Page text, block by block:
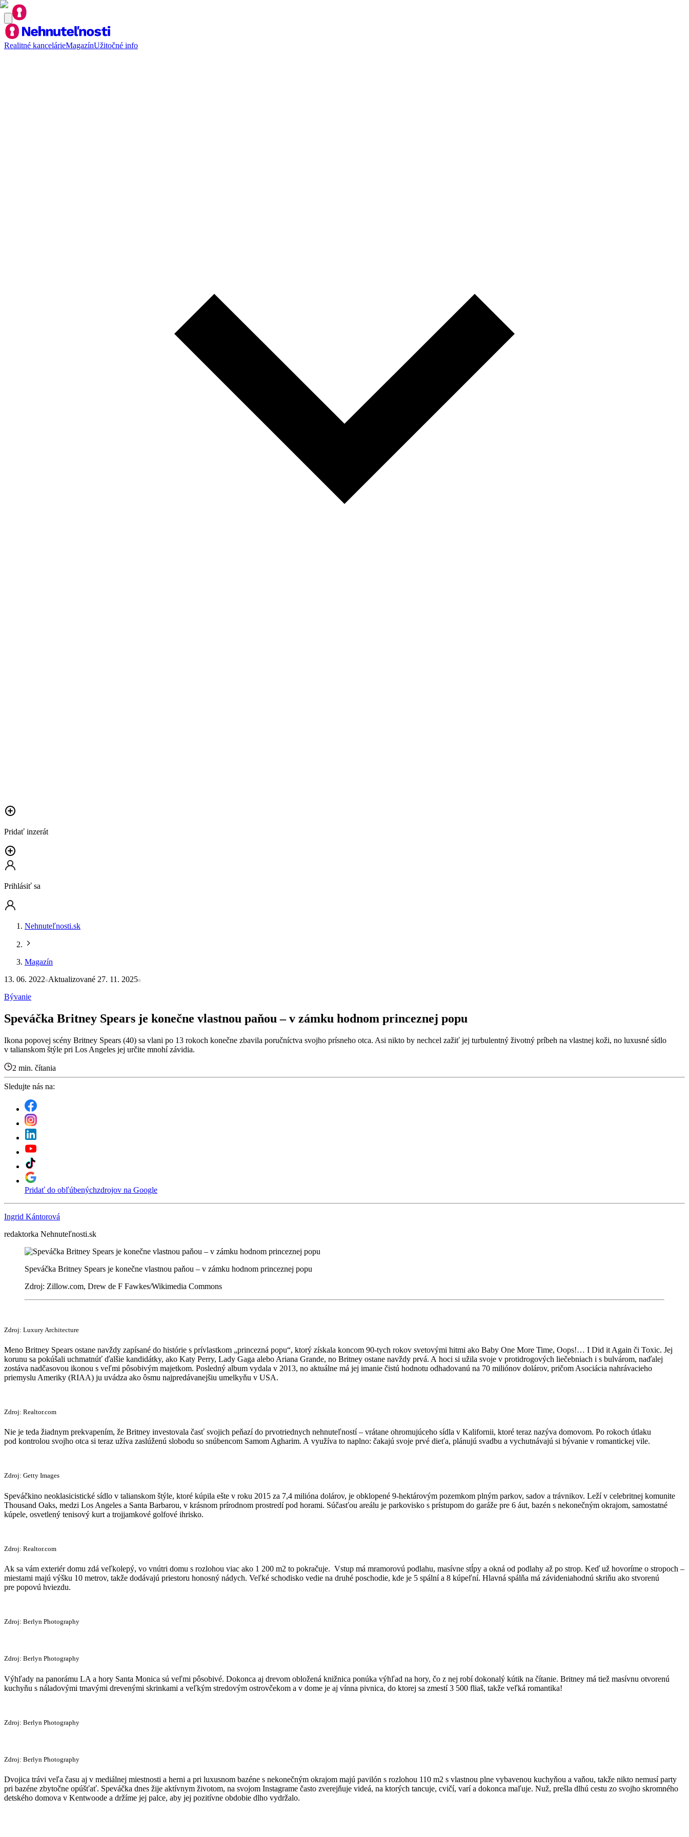
Realitné kancelárieMagazínUžitočné info
Pridať inzerát
Prihlásiť sa
Nehnuteľnosti.sk
Magazín
13. 06. 2022 Aktualizované 27. 11. 2025
Bývanie
Speváčka Britney Spears je konečne vlastnou paňou – v zámku hodnom princeznej popu
Ikona popovej scény Britney Spears (40) sa vlani po 13 rokoch konečne zbavila poručníctva svojho prísneho otca. Asi nikto by nechcel zažiť jej turbulentný životný príbeh na vlastnej koži, no luxusné sídlo
v talianskom štýle pri Los Angeles jej určite mnohí závidia.
2 min. čítania
Sledujte nás na:
Pridať do obľúbenýchzdrojov na Google
Ingrid Kántorová
redaktorka Nehnuteľnosti.sk
Speváčka Britney Spears je konečne vlastnou paňou – v zámku hodnom princeznej popu
Zdroj: Zillow.com, Drew de F Fawkes/Wikimedia Commons
Zdroj: Luxury Architecture
Meno Britney Spears ostane navždy zapísané do histórie s prívlastkom „princezná popu“, ktorý získala koncom 90-tych rokov svetovými hitmi ako Baby One More Time, Oops!… I Did it Again či Toxic. Jej
korunu sa pokúšali uchmatnúť ďalšie kandidátky, ako Katy Perry, Lady Gaga alebo Ariana Grande, no Britney ostane navždy prvá. A hoci si užila svoje v protidrogových liečebniach i s bulvárom, naďalej
zostáva nadčasovou ikonou s veľmi pôsobivým majetkom. Posledný album vydala v 2013, no aktuálne má jej imanie čistú hodnotu odhadovanú na 70 miliónov dolárov, pričom Asociácia nahrávacieho
priemyslu Ameriky (RIAA) ju uvádza ako ôsmu najpredávanejšiu umelkyňu v USA.
Zdroj: Realtor.com
Nie je teda žiadnym prekvapením, že Britney investovala časť svojich peňazí do prvotriednych nehnuteľností – vrátane ohromujúceho sídla v Kalifornii, ktoré teraz nazýva domovom. Po rokoch útlaku
pod kontrolou svojho otca si teraz užíva zaslúženú slobodu so snúbencom Samom Agharim. A využíva to naplno: čakajú svoje prvé dieťa, plánujú svadbu a vychutnávajú si bývanie v romantickej vile.
Zdroj: Getty Images
Speváčkino neoklasicistické sídlo v talianskom štýle, ktoré kúpila ešte v roku 2015 za 7,4 milióna dolárov, je obklopené 9-hektárovým pozemkom plným parkov, sadov a trávnikov. Leží v celebritnej komunite
Thousand Oaks, medzi Los Angeles a Santa Barbarou, v krásnom prírodnom prostredí pod horami. Súčasťou areálu je parkovisko s prístupom do garáže pre 6 áut, bazén s nekonečným okrajom, samostatné
kúpele, osvetlený tenisový kurt a trojjamkové golfové ihrisko.
Zdroj: Realtor.com
Ak sa vám exteriér domu zdá veľkolepý, vo vnútri domu s rozlohou viac ako 1 200 m2 to pokračuje. Vstup má mramorovú podlahu, masívne stĺpy a okná od podlahy až po strop. Keď už hovoríme o stropoch –
miestami majú výšku 10 metrov, takže dodávajú priestoru honosný nádych. Veľké schodisko vedie na druhé poschodie, kde je 5 spální a 8 kúpeľní. Hlavná spálňa má závideniahodnú skriňu ako stvorenú
pre popovú hviezdu.
Zdroj: Berlyn Photography
Zdroj: Berlyn Photography
Výhľady na panorámu LA a hory Santa Monica sú veľmi pôsobivé. Dokonca aj drevom obložená knižnica ponúka výhľad na hory, čo z nej robí dokonalý kútik na čítanie. Britney má tiež masívnu otvorenú
kuchyňu s náladovými tmavými drevenými skrinkami a veľkým stredovým ostrovčekom a v dome je aj vínna pivnica, do ktorej sa zmestí 3 500 fliaš, takže veľká romantika!
Zdroj: Berlyn Photography
Zdroj: Berlyn Photography
Dvojica trávi veľa času aj v mediálnej miestnosti a herni a pri luxusnom bazéne s nekonečným okrajom majú pavilón s rozlohou 110 m2 s vlastnou plne vybavenou kuchyňou a vaňou, takže nikto nemusí party
pri bazéne zbytočne opúšťať. Speváčka dnes žije aktívnym životom, na svojom Instagrame často zverejňuje videá, na ktorých tancuje, cvičí, varí a dokonca maľuje. Nuž, prešla dlhú cestu zo svojho skromného
detského domova v Kentwoode a držíme jej palce, aby jej pozitívne obdobie dlho vydržalo.